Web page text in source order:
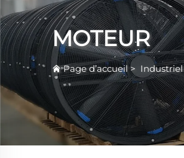
MOTEUR
Page d’accueil>